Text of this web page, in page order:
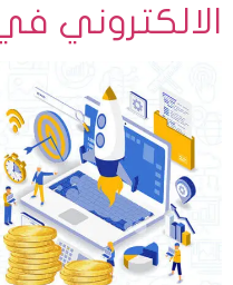
الالكتروني